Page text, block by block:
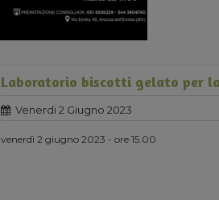
Laboratorio biscotti gelato per
Venerdi 2 Giugno 2023
venerdì 2 giugno 2023 - ore 15.00